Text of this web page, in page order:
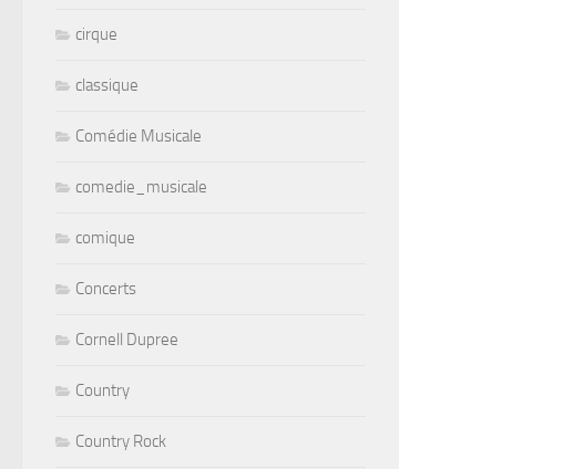
cirque
classique
Comédie Musicale
comedie_musicale
comique
Concerts
Cornell Dupree
Country
Country Rock